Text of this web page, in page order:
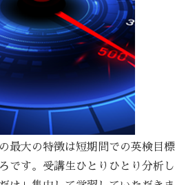
最大の特徴は短期間での英検目標
です。受講生ひとりひとり分析し